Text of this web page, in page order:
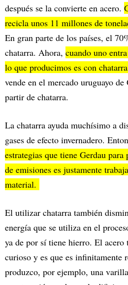
después se la convierte en acero.
recicla unos 11 millones de
En gran parte de los países, el
chatarra. Ahora, cuando uno
lo que producimos es con
vende en el mercado uruguayo
partir de chatarra.
La chatarra ayuda muchísimo a
gases de efecto invernadero.
estrategias que tiene Gerdau
de emisiones es justamente
material.
El utilizar chatarra también
energía que se utiliza en el
ya de por sí tiene hierro. El acero
curioso y es que es infinitamente
produzco, por ejemplo, una